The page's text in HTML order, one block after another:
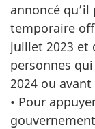
annoncé qu’il
temporaire
juillet 2023 et
personnes
2024 ou
• Pour